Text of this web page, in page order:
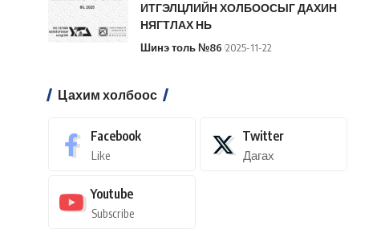
ИТГЭЛЦЛИЙН ХОЛБООСЫГ ДАХИН
НЯГТЛАХ НЬ
Шинэ толь №86 2025-11-22
Цахим холбоос
Facebook
Like
Twitter
Дагах
Youtube
Subscribe